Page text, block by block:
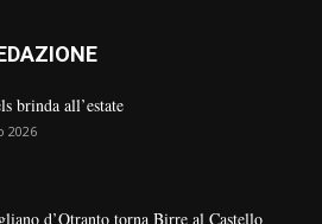
brinda all’estate
2026
d’Otranto torna Birre al Castello